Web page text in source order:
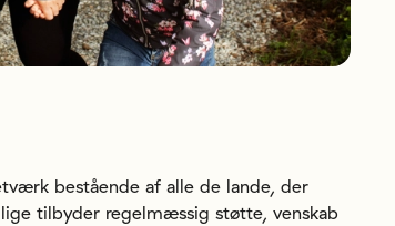
bestående af alle de lande, der
tilbyder regelmæssig støtte, venskab